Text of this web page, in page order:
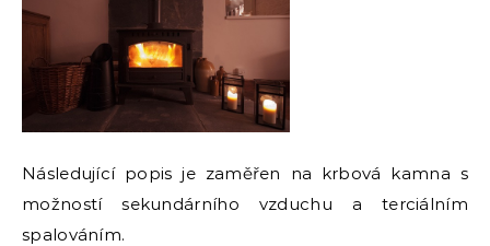
Následující popis je zaměřen na krbová kamna s
možností sekundárního vzduchu a terciálním
spalováním.